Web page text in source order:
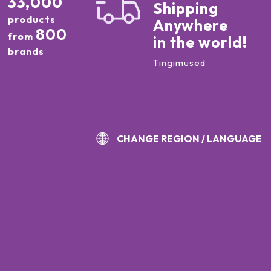
products
from 800
brands
Shipping
Anywhere
in the world!
Tingimused
CHANGE REGION / LANGUAGE